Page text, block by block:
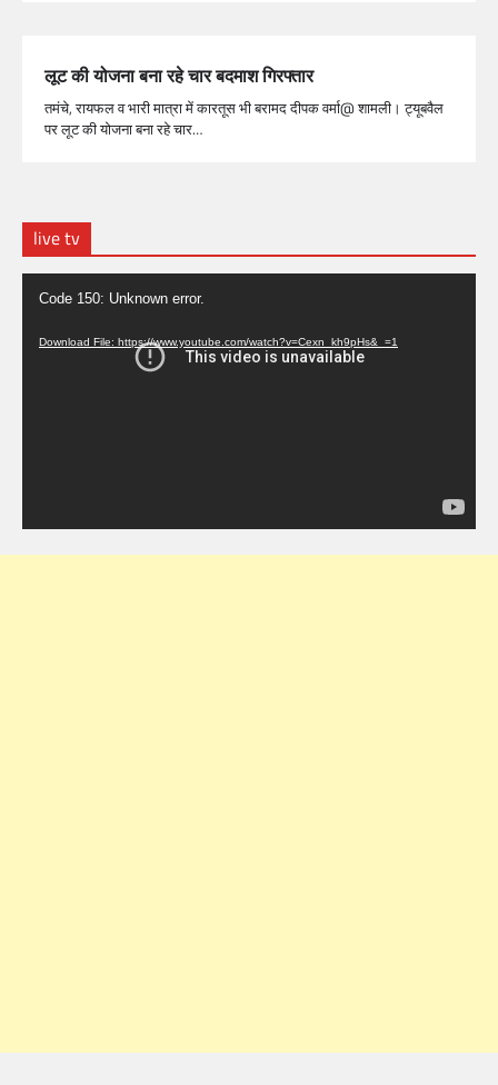
लूट की योजना बना रहे चार बदमाश गिरफ्तार
तमंचे, रायफल व भारी मात्रा में कारतूस भी बरामद दीपक वर्मा@ शामली। ट्यूबवैल
पर लूट की योजना बना रहे चार…
live tv
Video
Player
Code 150: Unknown error.
Download File: https://www.youtube.com/watch?v=Cexn_kh9pHs&_=1